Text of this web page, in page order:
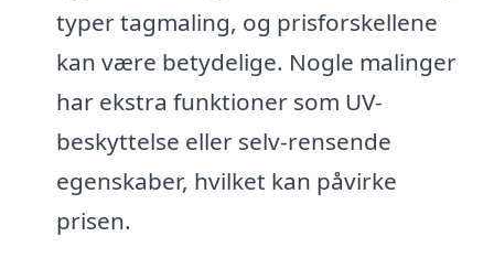
typer tagmaling, og prisforskellene
kan være betydelige. Nogle malinger
har ekstra funktioner som UV-
beskyttelse eller selv-rensende
egenskaber, hvilket kan påvirke
prisen.